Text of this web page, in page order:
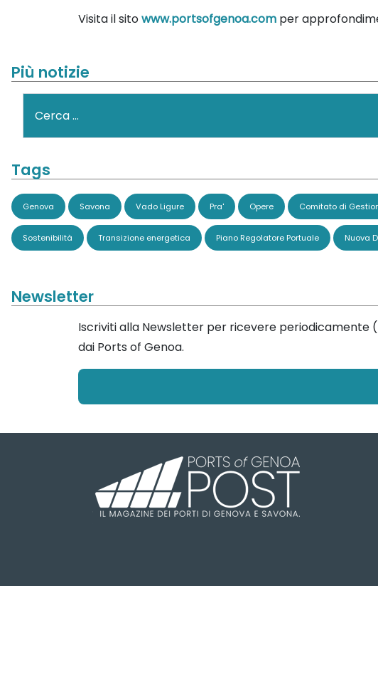
Visita il sitowww.portsofgenoa.com per
Più notizie
Tags
Genova Savona Vado Ligure Pra' Opere Comitato di
Sostenibilità Transizione energetica Piano Regolatore Portuale Nuova
Newsletter
Iscriviti alla Newsletter per ricevere periodicamente
dai Ports of Genoa.
Il Ports of Genoa POST è una testata